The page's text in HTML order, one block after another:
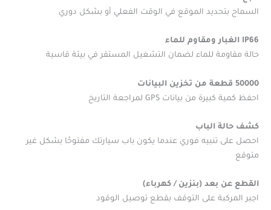
السماح بتحديد الموقع في الوقت الفعلي أو بشكل دوري
IP66 الغبار ومقاوم للماء
حالة مقاومة للماء لضمان التشغيل المستقر في بيئة قاسية
50000 قطعة من تخزين البيانات
احفظ كمية كبيرة من بيانات GPS لمراجعة التاريخ
كشف حالة الباب
احصل على تنبيه فوري عندما يكون باب سيارتك مفتوحًا بشكل غير
متوقع
القطع عن بعد (بنزين / كهرباء)
اجبر المركبة على التوقف بقطع توصيل الوقود